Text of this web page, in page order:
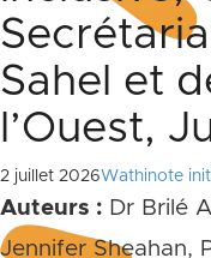
Sahel et
l’Ouest,
2 juillet 2026Wathinote
Auteurs : Dr Brilé
Jennifer Sheahan,